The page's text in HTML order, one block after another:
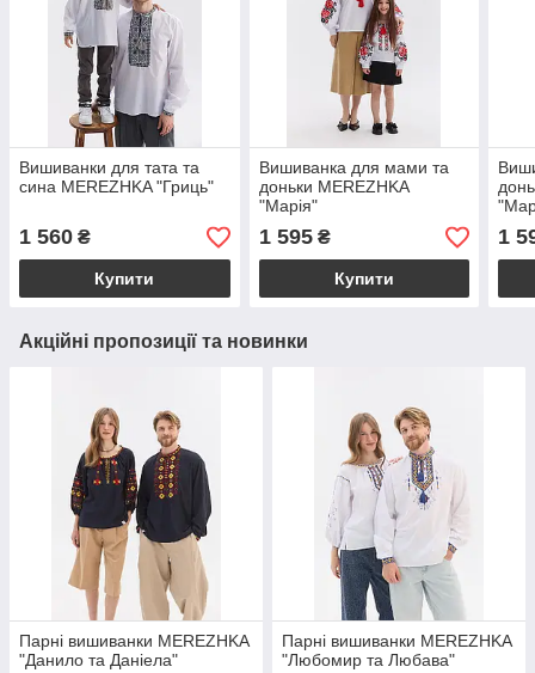
Вишиванки для тата та
сина MEREZHKA "Гриць"
1 560 ₴
Купити
Вишиванка для мами та
доньки MEREZHKA
"Марія"
1 595₴
Купити
1
Акційні пропозиції та новинки
Парні вишиванки MEREZHKA
"Данило та Даніела"
Парні вишиванки MEREZHKA
"Любомир та Любава"